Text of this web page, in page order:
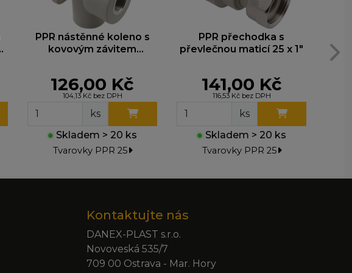
PPR nástěnné koleno s
kovovým závitem
126,00 Kč
104,13 Kč bez DPH
ks
● Skladem > 20 ks
Tvarovky PPR 25
PPR přechodka s
převlečnou maticí 25 x 1"
141,00 Kč
116,53 Kč bez DPH
ks
● Skladem > 20 ks
Tvarovky PPR 25
Kontaktujte nás
DANEX-PLAST s.r.o.
Novoveská 535/7
709 00 Ostrava - Mar. Hory